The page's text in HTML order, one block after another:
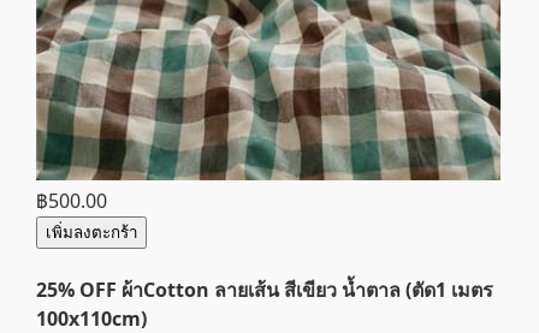
฿500.00
เพิ่มลงตะกร้า
25% OFF ผ้าCotton ลายเส้น สีเขียว น้ำตาล (ตัด1 เมตร
100x110cm)